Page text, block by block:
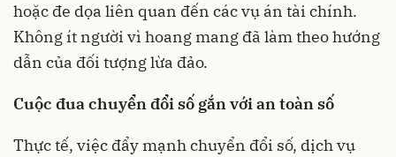
hoặc đe dọa liên quan đến các vụ án tài chính.
Không ít người vì hoang mang đã làm theo hướng
dẫn của đối tượng lừa đảo.
Cuộc đua chuyển đổi số gắn với an toàn số
Thực tế, việc đẩy mạnh chuyển đổi số, dịch vụ